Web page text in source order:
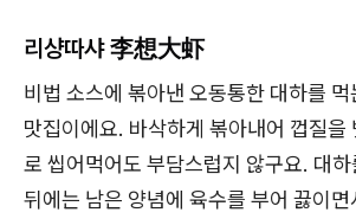
리샹따샤 李想大虾
비법 소스에 볶아낸 오동통한 대하를
맛집이에요. 바삭하게 볶아내어 껍질을
로 씹어먹어도 부담스럽지 않구요. 대
뒤에는 남은 양념에 육수를 부어 끓이